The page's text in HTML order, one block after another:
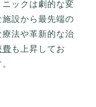
ックは劇的な変
設から最先端の
法や革新的な治
費 も上昇してお